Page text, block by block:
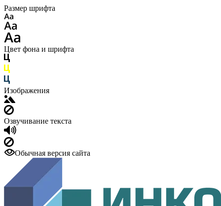
Размер шрифта
Цвет фона и шрифта
Изображения
Озвучивание текста
Обычная версия сайта